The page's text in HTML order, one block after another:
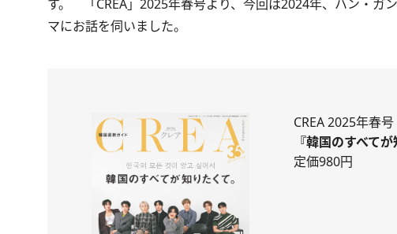
す。
「CREA」2025年春号より、今回は2024年、ハン・ガ
マにお話を伺いました。
CREA 2025年春号
『韓国のすべて
定価980円